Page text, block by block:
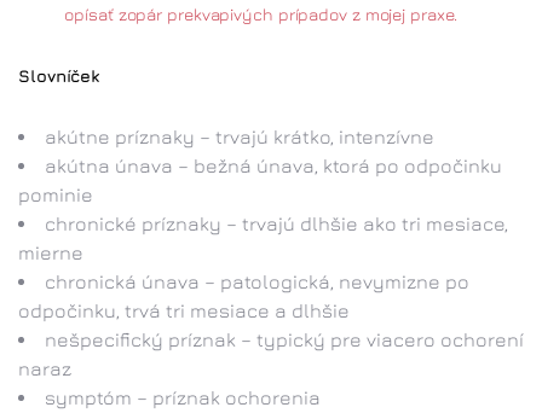
opísať zopár prekvapivých prípadov z mojej praxe.
Slovníček
akútne príznaky – trvajú krátko, intenzívne
akútna únava – bežná únava, ktorá po odpočinku
pominie
chronické príznaky – trvajú dlhšie ako tri mesiace,
mierne
chronická únava – patologická, nevymizne po
odpočinku, trvá tri mesiace a dlhšie
nešpecifický príznak – typický pre viacero ochorení
naraz
symptóm – príznak ochorenia